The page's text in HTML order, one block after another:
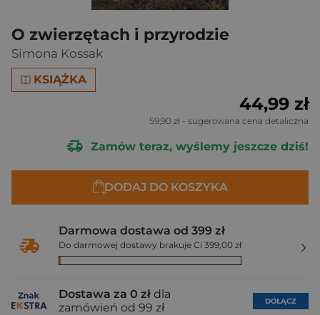
O zwierzętach i przyrodzie
Simona Kossak
KSIĄŻKA
44,99 zł
59,90 zł - sugerowana cena detaliczna
Zamów teraz, wyślemy jeszcze dziś!
DODAJ DO KOSZYKA
Darmowa dostawa od 399 zł
Do darmowej dostawy brakuje Ci 399,00 zł
Dostawa za 0 zł dla
zamówień od 99 zł
DOŁĄCZ